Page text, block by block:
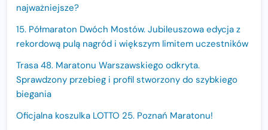
najważniejsze?
15. Półmaraton Dwóch Mostów. Jubileuszowa edycja z
rekordową pulą nagród i większym limitem uczestników
Trasa 48. Maratonu Warszawskiego odkryta.
Sprawdzony przebieg i profil stworzony do szybkiego
biegania
Oficjalna koszulka LOTTO 25. Poznań Maratonu!